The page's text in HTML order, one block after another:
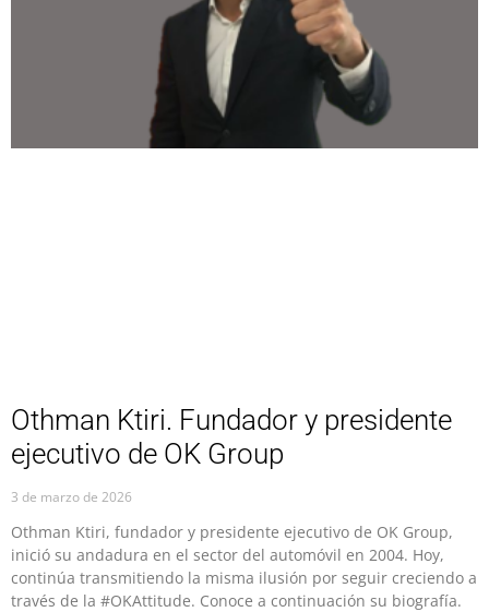
Othman Ktiri. Fundador y presidente
ejecutivo de OK Group
3 de marzo de 2026
Othman Ktiri, fundador y presidente ejecutivo de OK Group,
inició su andadura en el sector del automóvil en 2004. Hoy,
continúa transmitiendo la misma ilusión por seguir creciendo a
través de la #OKAttitude. Conoce a continuación su biografía.